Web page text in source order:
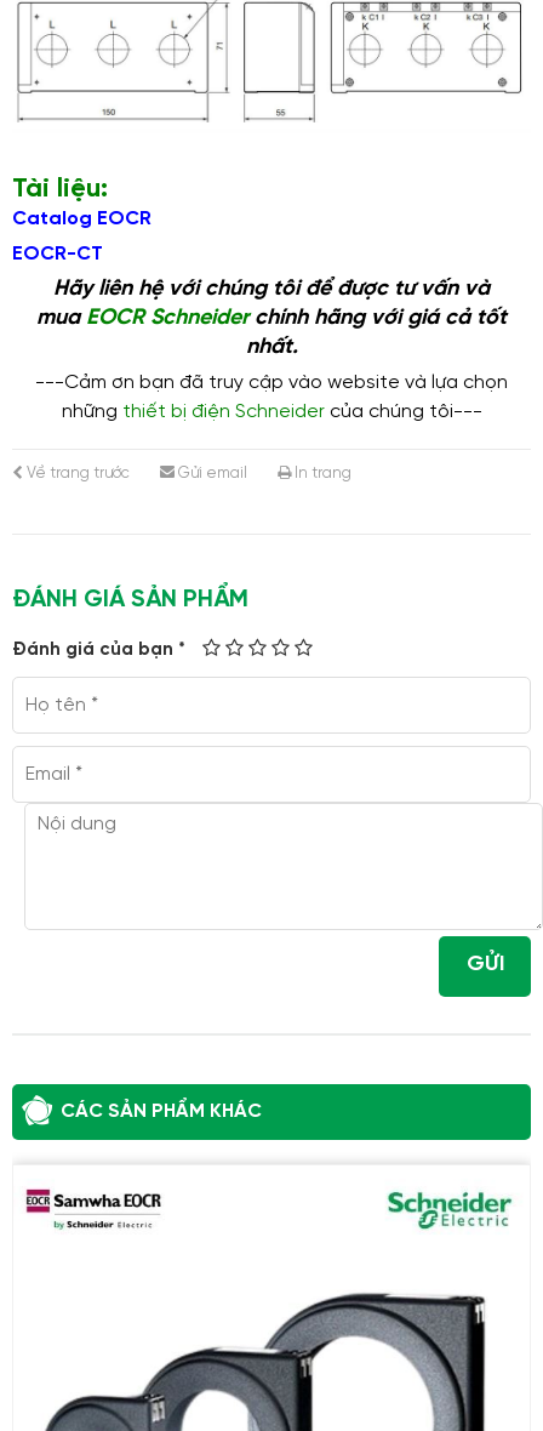
Tài liệu:
Catalog EOCR
EOCR-CT
Hãy liên hệ với chúng tôi để được tư vấn và
mua EOCR Schneiderchính hãng với giá cả tốt
nhất.
---Cảm ơn bạn đã truy cập vào website và lựa chọn
những thiết bị điện Schneider của chúng tôi---
Về trang trước Gửi email In trang
ĐÁNH GIÁ SẢN PHẨM
Đánh giá của bạn *
GỬI
CÁC SẢN PHẨM KHÁC